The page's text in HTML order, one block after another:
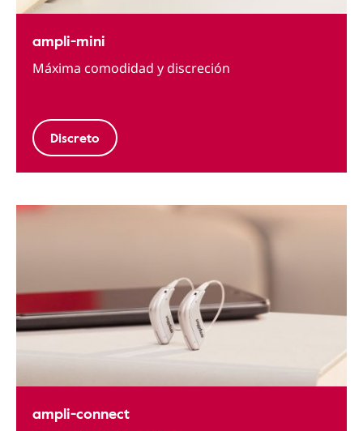
ampli-mini
Máxima comodidad y discreción
Discreto
ampli-connect